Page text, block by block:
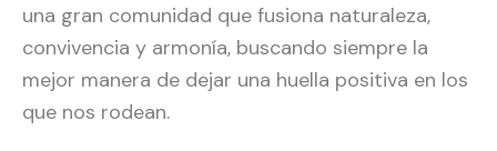
una gran comunidad que fusiona naturaleza,
convivencia y armonía, buscando siempre la
mejor manera de dejar una huella positiva en los
que nos rodean.